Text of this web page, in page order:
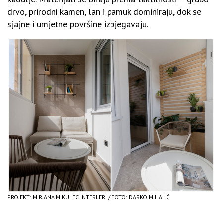
drvo, prirodni kamen, lan i pamuk dominiraju, dok se
sjajne i umjetne površine izbjegavaju.
PROJEKT: MIRJANA MIKULEC INTERIJERI / FOTO: DARKO MIHALIĆ